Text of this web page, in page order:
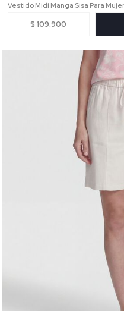
Vestido Midi Manga Sisa Para Mujer
$ 109.900